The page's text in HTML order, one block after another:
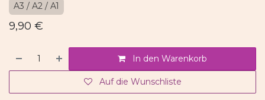
A3 / A2 / A1
9,90 €
In den Warenkorb
Auf die Wunschliste